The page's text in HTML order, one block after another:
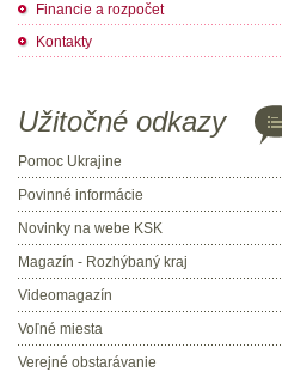
Financie a rozpočet
Kontakty
Užitočné odkazy
Pomoc Ukrajine
Povinné informácie
Novinky na webe KSK
Magazín - Rozhýbaný kraj
Videomagazín
Voľné miesta
Verejné obstarávanie